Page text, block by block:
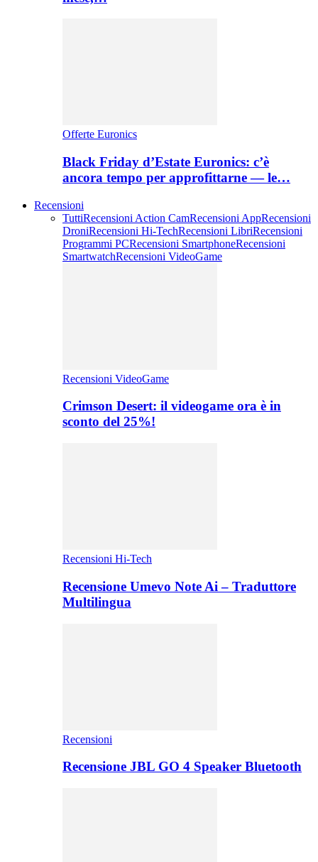
Offerte Euronics
Black Friday d’Estate Euronics: c’è
ancora tempo per approfittarne — le…
Recensioni
TuttiRecensioni Action CamRecensioni AppRecensioni
DroniRecensioni Hi-TechRecensioni LibriRecensioni
Programmi PCRecensioni SmartphoneRecensioni
SmartwatchRecensioni VideoGame
Recensioni VideoGame
Crimson Desert: il videogame ora è in
sconto del 25%!
Recensioni Hi-Tech
Recensione Umevo Note Ai – Traduttore
Multilingua
Recensioni
Recensione JBL GO 4 Speaker Bluetooth